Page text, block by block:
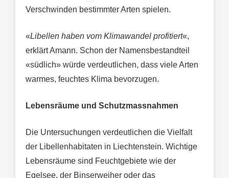
Verschwinden bestimmter Arten spielen.
«Libellen haben vom Klimawandel profitiert«,
erklärt Amann. Schon der Namensbestandteil
«südlich» würde verdeutlichen, dass viele Arten
warmes, feuchtes Klima bevorzugen.
Lebensräume und Schutzmassnahmen
Die Untersuchungen verdeutlichen die Vielfalt
der Libellenhabitaten in Liechtenstein. Wichtige
Lebensräume sind Feuchtgebiete wie der
Egelsee, der Binserweiher oder das